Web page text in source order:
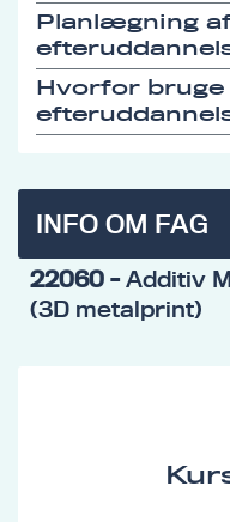
Planlægning
Hvorfor bruge
INFO OM FAG
22060 - Additiv
(3D metalprint)